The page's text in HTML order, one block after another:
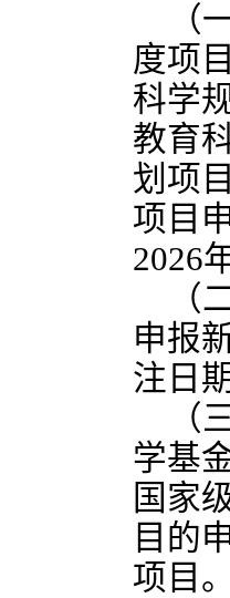
（
度项
科学
教育
划项
项目
2026
（
申报
注日
（
学基
国家
目的
项目